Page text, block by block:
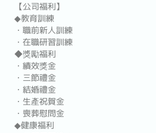
【公司福利】
◆教育訓練
・職前新人訓練
・在職研習訓練
◆獎勵福利
・績效獎金
・三節禮金
・結婚禮金
・生產祝賀金
・喪葬慰問金
◆健康福利